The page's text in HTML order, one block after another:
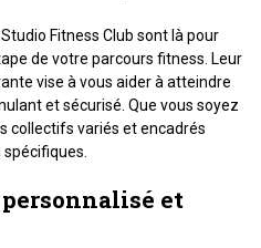
Fitness Club sont là pour
de votre parcours fitness. Leur
vise à vous aider à atteindre
et sécurisé. Que vous soyez
collectifs variés et encadrés
et